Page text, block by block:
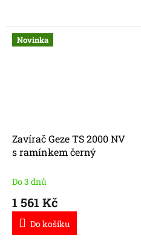
Novinka
Zavírač Geze TS 2000 NV
s ramínkem černý
Do 3 dnů
1 561 Kč
Do košíku